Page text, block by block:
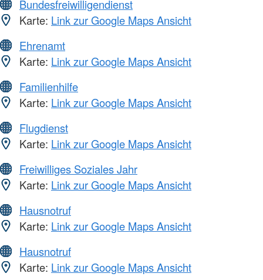
Bundesfreiwilligendienst
Karte: Link zur Google Maps Ansicht
Ehrenamt
Karte: Link zur Google Maps Ansicht
Familienhilfe
Karte: Link zur Google Maps Ansicht
Flugdienst
Karte: Link zur Google Maps Ansicht
Freiwilliges Soziales Jahr
Karte: Link zur Google Maps Ansicht
Hausnotruf
Karte: Link zur Google Maps Ansicht
Hausnotruf
Karte: Link zur Google Maps Ansicht